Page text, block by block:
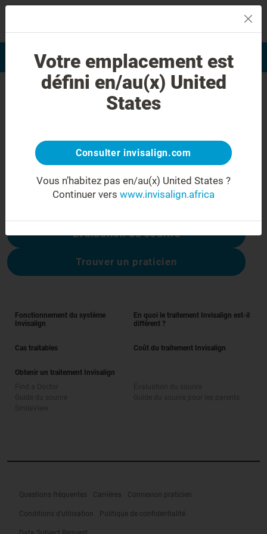
Evaluation du sourire Find a Doctor
Erreur 404
Cette page n’est pas disponible, les autres
sont :
Évaluation du sourire
Trouver un praticien
Fonctionnement du système
Invisalign
En quoi le traitement Invisalign est-il
différent ?
Cas traitables Coût du traitement Invisalign
Obtenir un traitement Invisalign
Questions fréquentes Carrières Connexion praticien
Conditions d'utilisation Politique de confidentialité
Votre emplacement est
défini en/au(x) United
States
Consulter invisalign.com
Vous n’habitez pas en/au(x) United States ?
Continuer vers www.invisalign.africa